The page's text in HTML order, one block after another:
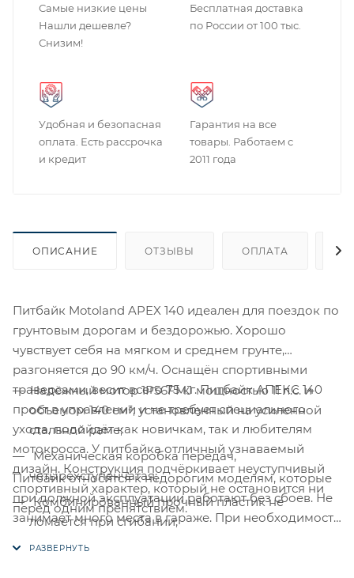
Самые низкие цены
Нашли дешевле?
Снизим!
Бесплатная доставка
по России от 100 тыс.
Удобная и безопасная
оплата. Есть рассрочка
и кредит
Гарантия на все
товары. Работаем с
2011 года
ОПИСАНИЕ ОТЗЫВЫ ОПЛАТА
Питбайк Motoland APEX 140 идеален для поездок по
грунтовым дорогам и бездорожью. Хорошо
чувствует себя на мягком и среднем грунте,
разгоняется до 90 км/ч. Оснащён спортивными
траверсами, весит всего 75 кг. Питбайк АПЕКС 140
прост в управлении и не требует специального
ухода, подойдёт как новичкам, так и любителям
мотокросса. У питбайка отличный узнаваемый
дизайн. Конструкция подчёркивает неуступчивый
спортивный характер, который не остановится ни
перед одним препятствием.
Особенности:
Надёжный мотор 1P56FMJ мощностью 11 л.с. и
объемом 140 см³, установленный на усиленной
стальной раме;
Механическая коробка передач,
четырёхступенчатая;
Комбинированный прочный пластик не
ломается при сгибании;
Передняя подвеска — телескопическая вилка
Питбайк относится к недорогим моделям, которые
при должной эксплуатации работают без сбоев. Не
занимает много места в гараже. При необходимости